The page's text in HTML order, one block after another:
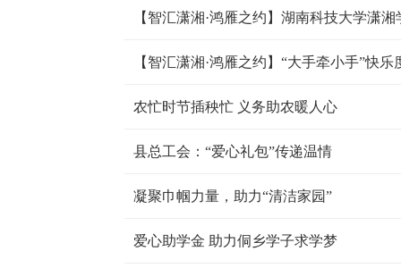
【智汇潇湘·鸿雁之约】“大手牵小手”快乐
农忙时节插秧忙 义务助农暖人心
县总工会：“爱心礼包”传递温情
凝聚巾帼力量，助力“清洁家园”
爱心助学金 助力侗乡学子求学梦